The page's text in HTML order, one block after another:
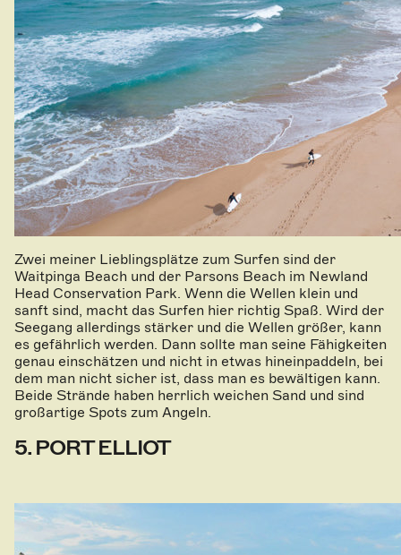
Zwei meiner Lieblingsplätze zum Surfen sind der
Waitpinga Beach und der Parsons Beach im Newland
Head Conservation Park. Wenn die Wellen klein und
sanft sind, macht das Surfen hier richtig Spaß. Wird der
Seegang allerdings stärker und die Wellen größer, kann
es gefährlich werden. Dann sollte man seine Fähigkeiten
genau einschätzen und nicht in etwas hineinpaddeln, bei
dem man nicht sicher ist, dass man es bewältigen kann.
Beide Strände haben herrlich weichen Sand und sind
großartige Spots zum Angeln.
5. PORT ELLIOT